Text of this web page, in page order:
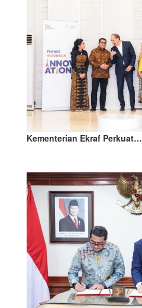
Kementerian Ekraf Perkuat…